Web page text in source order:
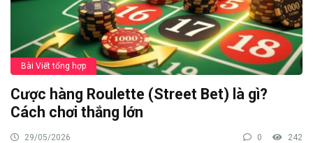
Bài Viết tổng hợp
Cược hàng Roulette (Street Bet) là gì?
Cách chơi thắng lớn
29/05/2026 0 242